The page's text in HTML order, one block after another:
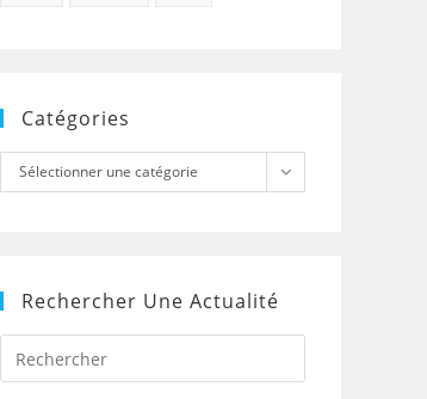
Catégories
Catégories
Sélectionner une catégorie
Rechercher Une Actualité
Press
to